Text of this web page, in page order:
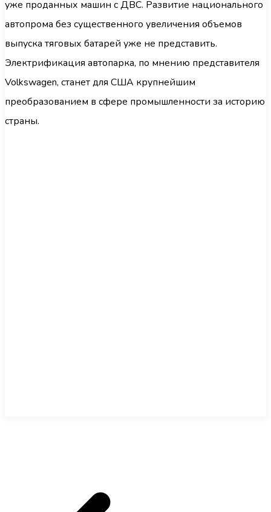
уже проданных машин с ДВС. Развитие национального
автопрома без существенного увеличения объемов
выпуска тяговых батарей уже не представить.
Электрификация автопарка, по мнению представителя
Volkswagen, станет для США крупнейшим
преобразованием в сфере промышленности за историю
страны.